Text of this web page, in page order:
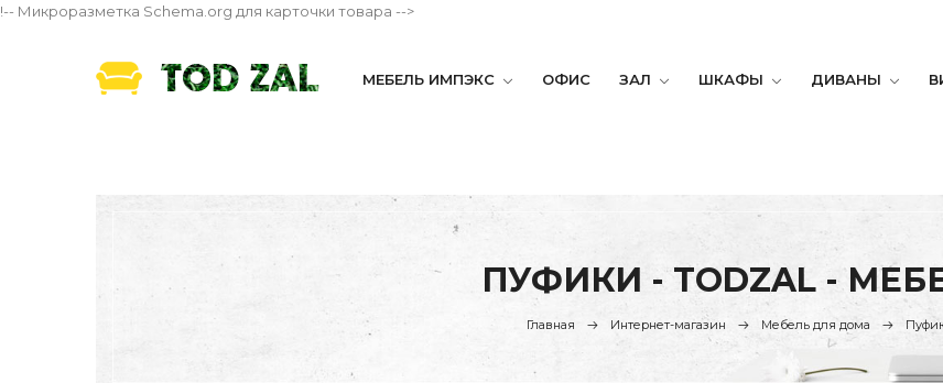
!-- Микроразметка Schema.org для карточки товара -->
МЕБЕЛЬ ИМПЭКС ОФИС ЗАЛ ШКАФЫ ДИВАНЫ
ПУФИКИ - TODZAL -
Главная Интернет-магазин Мебель для дома